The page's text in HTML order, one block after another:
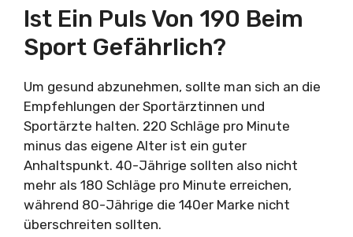
Ist Ein Puls Von 190 Beim
Sport Gefährlich?
Um gesund abzunehmen, sollte man sich an die
Empfehlungen der Sportärztinnen und
Sportärzte halten. 220 Schläge pro Minute
minus das eigene Alter ist ein guter
Anhaltspunkt. 40-Jährige sollten also nicht
mehr als 180 Schläge pro Minute erreichen,
während 80-Jährige die 140er Marke nicht
überschreiten sollten.